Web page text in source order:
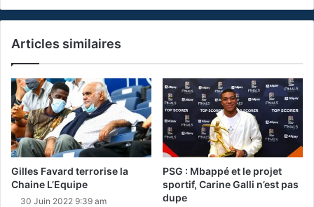
Articles similaires
Gilles Favard terrorise la
Chaine L’Equipe
30 Juin 2022 9:39 am
PSG : Mbappé et le projet
sportif, Carine Galli n’est pas
dupe